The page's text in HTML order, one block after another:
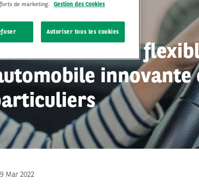
de mobilité
innovante
9 Mar 2022
de marketing.
Gestion des Cookies
Autoriser tous les cookies